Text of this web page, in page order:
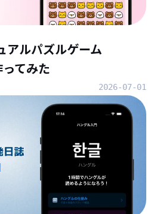
アルパズルゲーム
ってみた
2026-07-01